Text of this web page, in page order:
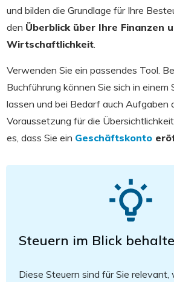
und bilden die Grundlage für Ihre
den Überblick über Ihre Finanzen
Wirtschaftlichkeit
Verwenden Sie ein passendes Tool.
Buchführung können Sie sich in einem
lassen und bei Bedarf auch Aufgaben
Voraussetzung für die
es, dass Sie ein Geschäftskonto
Steuern im Blick
Diese Steuern sind für Sie relevant,